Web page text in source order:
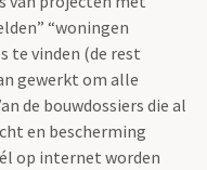
“woningen
te vinden (de rest
gewerkt om alle
de bouwdossiers die al
en bescherming
op internet worden